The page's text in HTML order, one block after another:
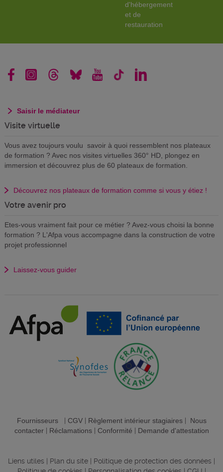
d'hébergement
et de
restauration
Saisir le médiateur
Visite virtuelle
Vous avez toujours voulu savoir à quoi ressemblent nos plateaux
de formation ? Avec nos visites virtuelles 360° HD, plongez en
immersion et découvrez plus de 60 plateaux de formation.
Découvrez nos plateaux de formation comme si vous y étiez !
Votre avenir pro
Etes-vous vraiment fait pour ce métier ? Avez-vous choisi la bonne
formation ? L'Afpa vous accompagne dans la construction de votre
projet professionnel
Laissez-vous guider
Fournisseurs| CGV| Règlement intérieur stagiaires| Nous
contacter| Réclamations| Conformité Demande d'attestation
Liens utiles Plan du site Politique de protection des données